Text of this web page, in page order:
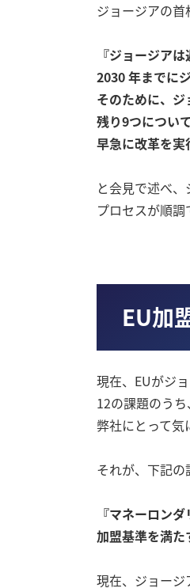
ジョージアの首
『ジョージア
2030 年までに
そのために、
残り9つについ
早急に改革を実
と会見で述べ
プロセスが順調
EU加
現在、EUがジ
12の課題のう
弊社にとって気
それが、下記の
『マネーロン
加盟基準を満た
現在、ジョー